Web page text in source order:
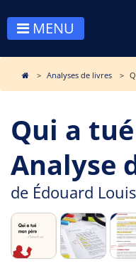
MENU
Analyses de livres
Qui a
Analyse
de Édouard Louis